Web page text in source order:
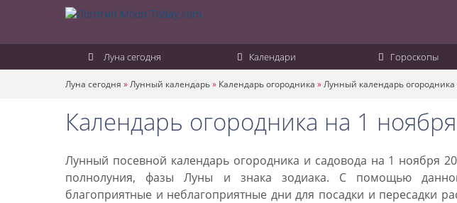
Луна сегодня Календари Гороскопы
Луна сегодня »Лунный календарь» Календарь огородника »Лунный календарь огородника
Календарь огородника на 1
Лунный посевной календарь огородника и садовода на 1 ноября
полнолуния, фазы Луны и знака зодиака. С помощью
благоприятные и неблагоприятные дни для посадки и пересадки